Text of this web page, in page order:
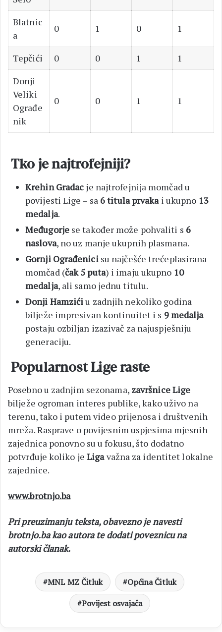
Blatnic
a
0 1 0 1
Tepčići 0 0 1
1
Donji
Veliki
Ograđe
nik
0 0 1 1
Tko je najtrofejniji?
Krehin Gradac je najtrofejnija momčad u
povijesti Lige – sa 6 titula prvakai ukupno 13
medalja.
Međugorjese također može pohvaliti s 6
naslova, no uz manje ukupnih plasmana.
Gornji Ograđenicisu najčešće trećeplasirana
momčad (čak 5 puta) i imaju ukupno 10
medalja, ali samo jednu titulu.
Donji Hamzićiu zadnjih nekoliko godina
bilježe impresivan kontinuitet i s 9 medalja
postaju ozbiljan izazivač za najuspješniju
generaciju.
Popularnost Lige raste
Posebno u zadnjim sezonama, završnice Lige
bilježe ogroman interes publike, kako uživo na
terenu, tako i putem video prijenosa i društvenih
mreža. Rasprave o povijesnim uspjesima mjesnih
zajednica ponovno su u fokusu, što dodatno
potvrđuje koliko je Ligavažna za identitet lokalne
zajednice.
www.brotnjo.ba
Pri preuzimanju teksta, obavezno je navesti
brotnjo.ba kao autora te dodati poveznicu na
autorski članak.
MNL MZ Čitluk
Općina Čitluk
Povijest osvajača